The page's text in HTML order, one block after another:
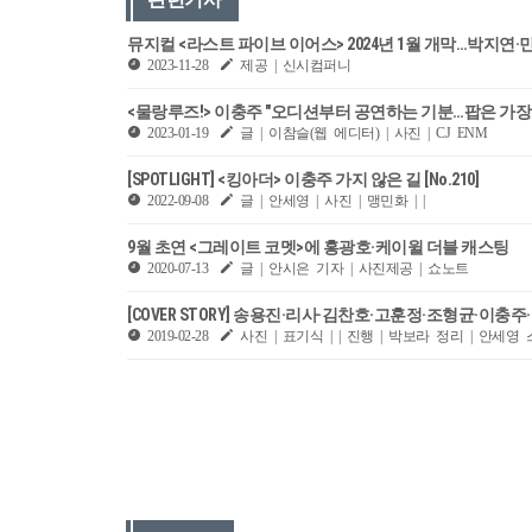
뮤지컬 <라스트 파이브 이어스> 2024년 1월 개막…박지연·
2023-11-28 제공 | 신시컴퍼니
<물랑루즈!> 이충주 "오디션부터 공연하는 기분…팝은 가
2023-01-19 글 | 이참슬(웹 에디터) | 사진 | CJ ENM
[SPOTLIGHT] <킹아더> 이충주 가지 않은 길 [No.210]
2022-09-08 글 | 안세영 | 사진 | 맹민화 | |
9월 초연 <그레이트 코멧>에 홍광호·케이윌 더블 캐스팅
2020-07-13 글 | 안시은 기자 | 사진제공 | 쇼노트
[COVER STORY] 송용진·리사·김찬호·고훈정·조형균·이
2019-02-28 사진 | 표기식 | | 진행 | 박보라 정리 | 안세영